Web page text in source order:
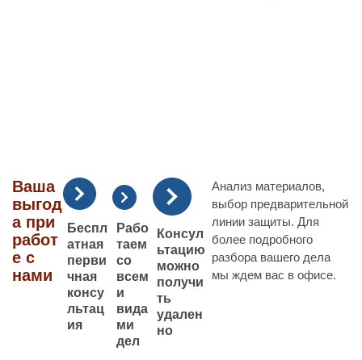
Ваша
выгод
а при
работ
е с
нами
Беспл
атная
перви
чная
консу
льтац
ия
Рабо
таем
со
всем
и
вида
ми
дел
Консул
ьтацию
можно
получи
ть
удален
но
Анализ материалов,
выбор предварительной
линии защиты. Для
более подробного
разбора вашего дела
мы ждем вас в офисе.